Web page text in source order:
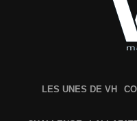
LES UNES DE VH